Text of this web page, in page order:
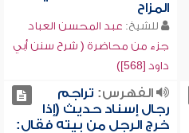
المزاح
للشيخ: عبد المحسن العباد
جزء من محاضرة ( شرح سنن أبي
داود [568])
الفهرس: تراجم
رجال إسناد حديث (إذا
خرج الرجل من بيته فقال: